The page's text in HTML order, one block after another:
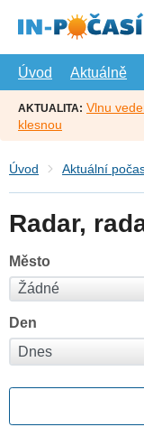
hlavní
Úvod
Aktuálně
AKTUALITA: Vlnu
klesnou
Úvod Aktuální
Radar,
Město
Den